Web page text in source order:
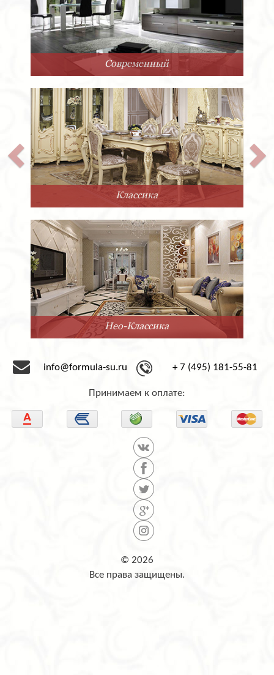
Современный
Классика
Нео-Классика
info@formula-su.ru + 7 (495) 181-55-81
Принимаем к оплате:
© 2026
Все права защищены.